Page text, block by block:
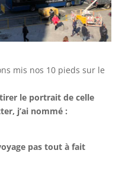
mis nos 10 pieds sur le
le portrait de celle
j’ai nommé :
pas tout à fait